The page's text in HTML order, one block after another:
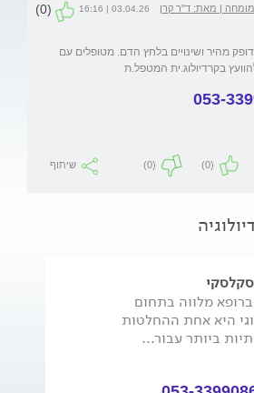
| מאת: ד"ר קרן
03.04.26 | 16:16
(0)
מהיר ושינויים בלחץ הדם. מטופלים עם
בקרדיולוג.ית המטפל.ת
053-
(0)
(0) שיתוף
מלווה בתחום
היא אחת ההחלטות
ביותר עבור...